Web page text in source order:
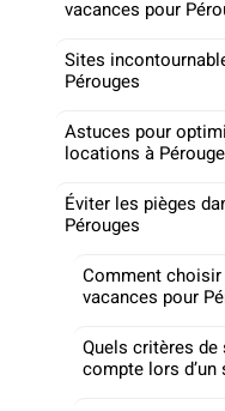
vacances pour
Sites
Pérouges
Astuces pour
locations à
Éviter les pièges
Pérouges
Comment
vacances pour
Quels critères
compte lors d’un